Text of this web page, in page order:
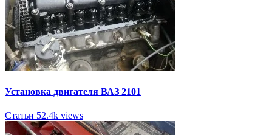
Установка двигателя ВАЗ 2101
Статьи 52.4k views